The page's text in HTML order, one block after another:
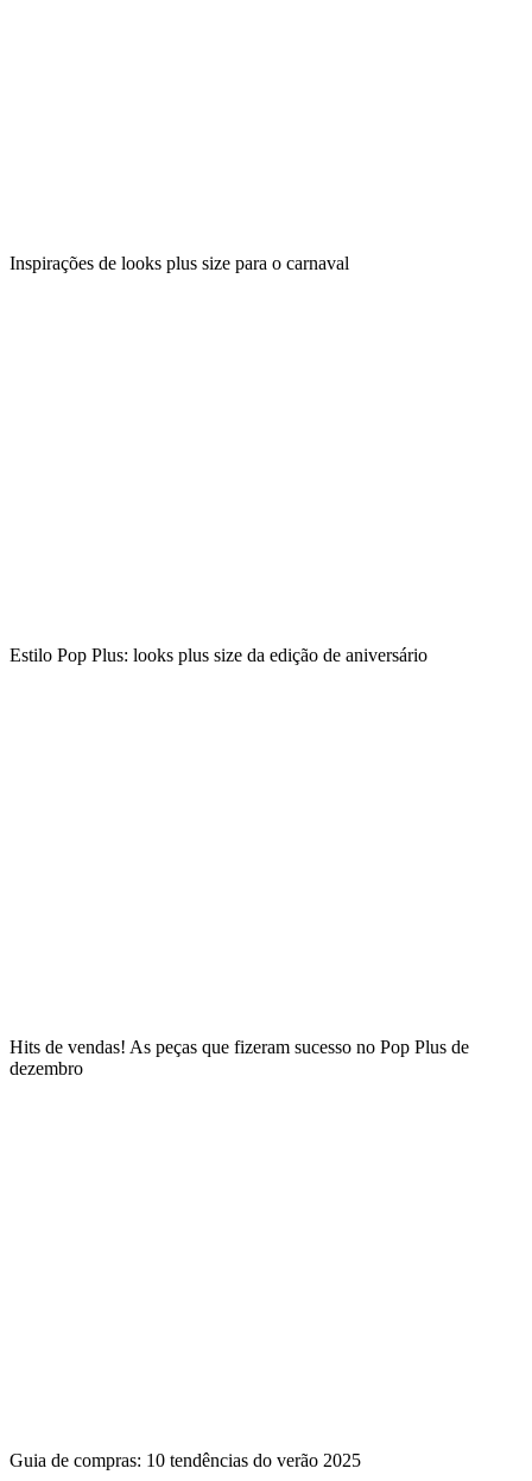
Inspirações de looks plus size para o carnaval
Estilo Pop Plus: looks plus size da edição de aniversário
Hits de vendas! As peças que fizeram sucesso no Pop Plus de
dezembro
Guia de compras: 10 tendências do verão 2025